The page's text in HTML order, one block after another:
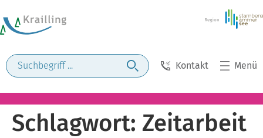
Kontakt Menü
Schlagwort: Zeitarbeit